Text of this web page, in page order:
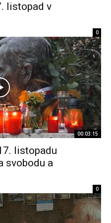
listopad v
0
00:03:15
listopadu
svobodu a
0